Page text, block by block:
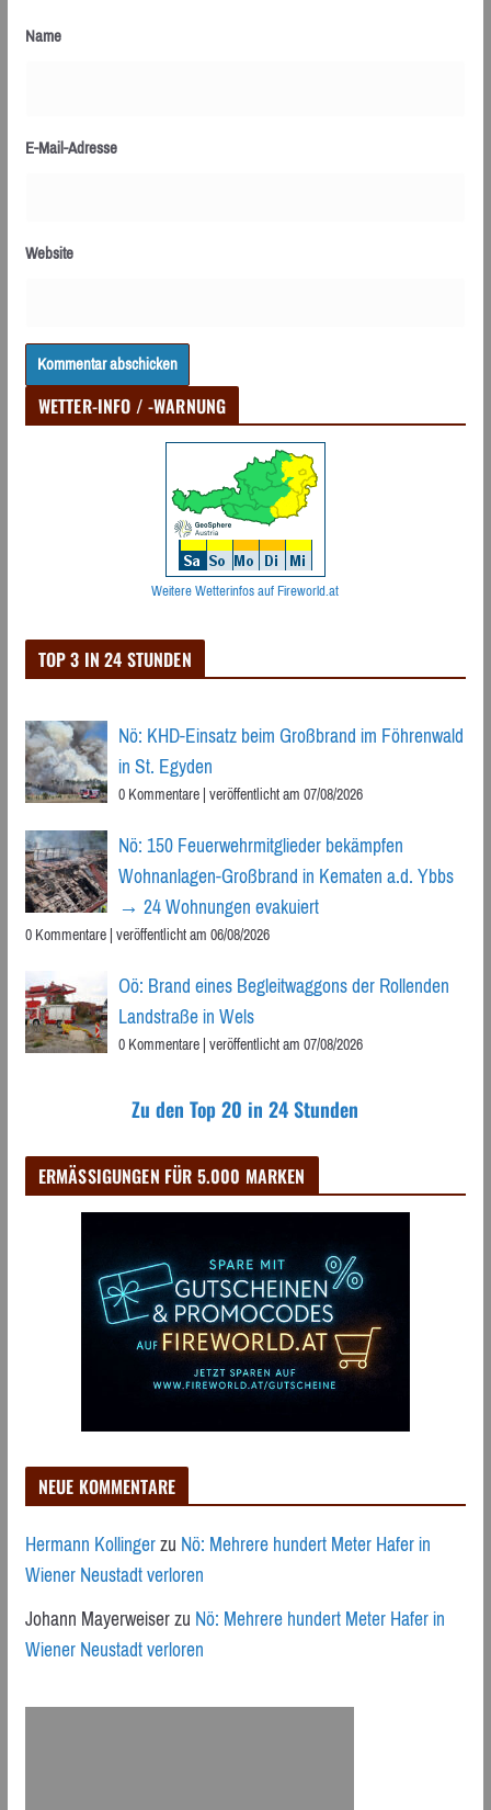
Name
E-Mail-Adresse
Website
WETTER-INFO / -WARNUNG
Weitere Wetterinfos auf Fireworld.at
TOP 3 IN 24 STUNDEN
Nö: KHD-Einsatz beim Großbrand im Föhrenwald
in St. Egyden
0 Kommentare|veröffentlicht am 07/08/2026
Nö: 150 Feuerwehrmitglieder bekämpfen
Wohnanlagen-Großbrand in Kematen a.d. Ybbs
→ 24 Wohnungen evakuiert
0 Kommentare|veröffentlicht am 06/08/2026
Oö: Brand eines Begleitwaggons der Rollenden
Landstraße in Wels
0 Kommentare|veröffentlicht am 07/08/2026
Zu den Top 20 in 24 Stunden
ERMÄSSIGUNGEN FÜR 5.000 MARKEN
NEUE KOMMENTARE
Hermann KollingerzuNö: Mehrere hundert Meter Hafer in
Wiener Neustadt verloren
Johann MayerweiserzuNö: Mehrere hundert Meter Hafer in
Wiener Neustadt verloren